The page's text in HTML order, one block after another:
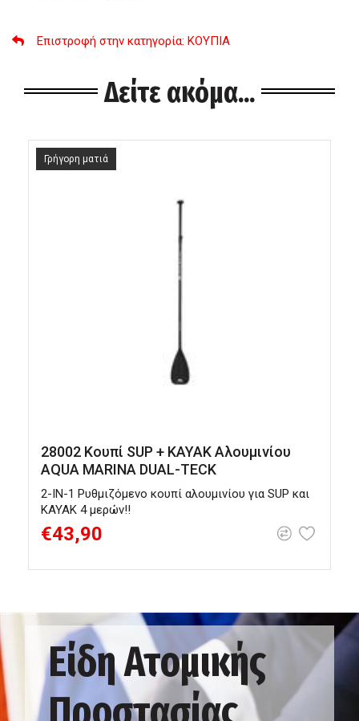
Επιστροφή στην κατηγορία: ΚΟΥΠΙΑ
Δείτε ακόμα...
28002 Κουπί SUP + KAYAK Αλουμινίου
AQUA MARINA DUAL-TECK
2-IN-1 Ρυθμιζόμενο κουπί αλουμινίου για SUP και
KAYAK 4 μερών!!
€43,90
Γρήγορη ματιά
Είδη Ατομικής